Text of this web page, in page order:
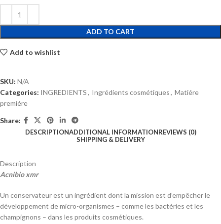
ADD TO CART
Add to wishlist
SKU: N/A
Categories: INGREDIENTS, Ingrédients cosmétiques, Matiére
premiére
Share:
DESCRIPTIONADDITIONAL INFORMATIONREVIEWS (0)
SHIPPING & DELIVERY
Description
Acnibio xmr
Un conservateur est un ingrédient dont la mission est d’empêcher le
développement de micro-organismes – comme les bactéries et les
champignons – dans les produits cosmétiques.